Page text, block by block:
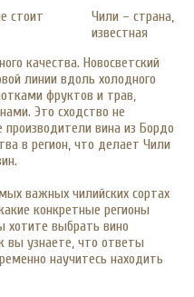
Чили – страна,
известная
качества. Новосветский
линии вдоль холодного
фруктов и трав,
Это сходство не
вина из Бордо
в регион, что делает Чили
важных чилийских сортах
конкретные регионы
хотите выбрать вино
вы узнаете, что ответы
научитесь находить